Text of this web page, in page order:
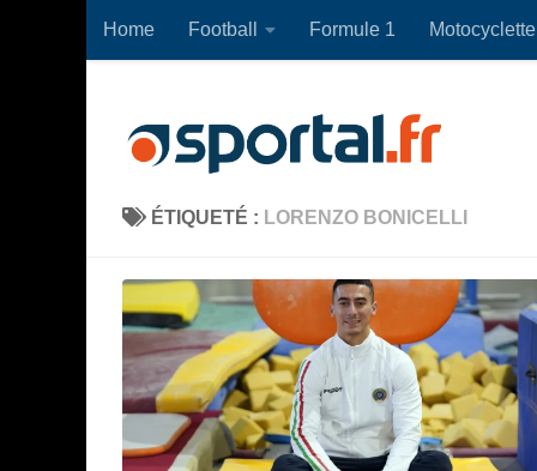
Skip to content
Home Football Formule 1 Motocyclette
ÉTIQUETÉ : LORENZO BONICELLI